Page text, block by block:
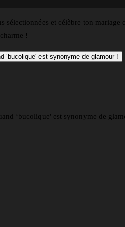
sélectionnées et célèbre ton
!
‘bucolique' est synonyme de glamour !
‘bucolique' est synonyme de